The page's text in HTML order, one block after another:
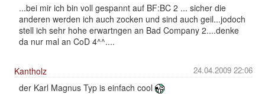
...bei mir ich bin voll gespannt auf BF:BC 2 ... sicher die
anderen werden ich auch zocken und sind auch geil...jodoch
stell ich sehr hohe erwartngen an Bad Company 2....denke
da nur mal an CoD 4^^....
24.04.2009 22:06
Kantholz
der Karl Magnus Typ is einfach cool